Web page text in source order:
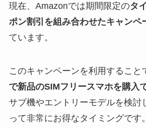
現在、Amazonでは期間限定のタ
ポン割引を組み合わせたキャンペ
ています。
このキャンペーンを利用すること
で新品のSIMフリースマホを購入
サブ機やエントリーモデルを検討
って非常にお得なタイミングです。